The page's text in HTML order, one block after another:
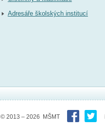
Adresáře školských institucí
© 2013 – 2026 MŠMT